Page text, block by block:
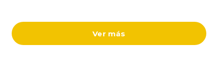
Ver más